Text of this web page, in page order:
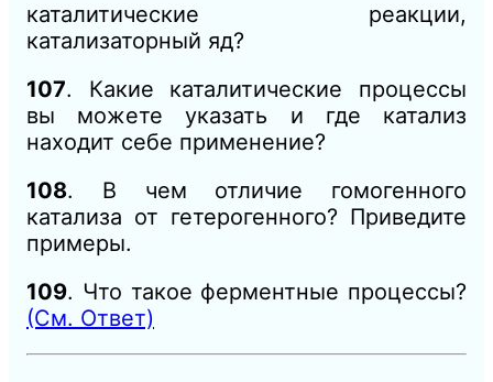
каталитические реакции,
катализаторный яд?
107. Какие каталитические процессы
вы можете указать и где катализ
находит себе применение?
108. В чем отличие гомогенного
катализа от гетерогенного? Приведите
примеры.
109. Что такое ферментные процессы?
(См. Ответ)